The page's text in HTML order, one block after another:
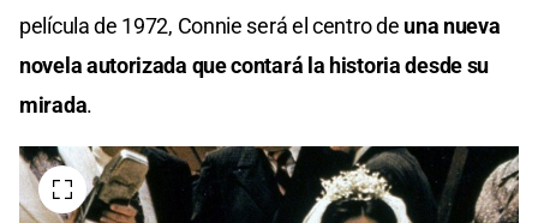
película de 1972, Connie será el centro de una nueva
novela autorizada que contará la historia desde su
mirada.